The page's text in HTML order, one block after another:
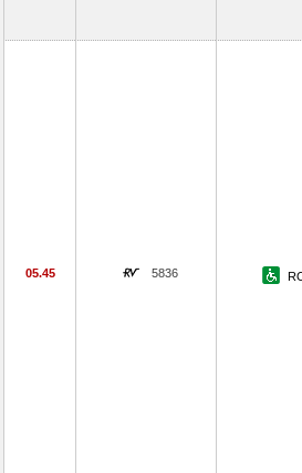
05.45 5836